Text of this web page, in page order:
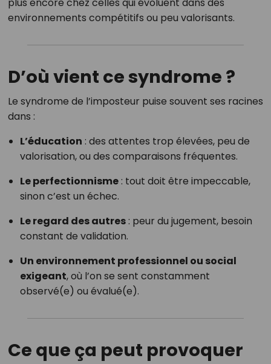
plus encore chez celles qui évoluent dans des
environnements compétitifs ou peu valorisants.
D’où vient ce syndrome ?
Le syndrome de l’imposteur puise souvent ses racines
dans :
L’éducation : des attentes trop élevées, peu de
valorisation, ou des comparaisons fréquentes.
Le perfectionnisme: tout doit être impeccable,
sinon c’est un échec.
Le regard des autres: peur du jugement, besoin
constant de validation.
Un environnement professionnel ou social
exigeant, où l’on se sent constamment
observé(e) ou évalué(e).
Ce que ça peut provoquer